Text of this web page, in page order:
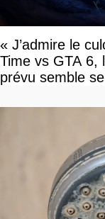
« J’admire le
Time vs GTA 6,
prévu semble